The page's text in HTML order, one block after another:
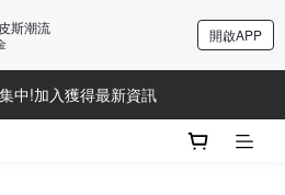
斯潮流 開啟APP
中!加入獲得最新資訊
中!加入獲得最新資訊
明來電操作ATM與提供個人資訊